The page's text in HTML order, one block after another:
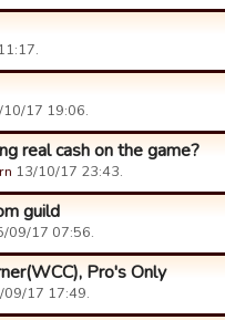
17 19:06.
real cash on the game?
13/10/17 23:43.
guild
09/17 07:56.
Pro's Only
09/17 17:49.